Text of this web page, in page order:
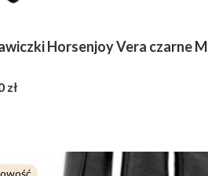
Horsenjoy Vera czarne M
zł